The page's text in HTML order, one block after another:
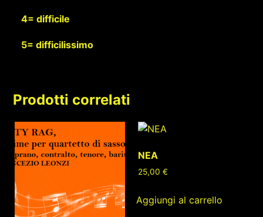
4= difficile
5= difficilissimo
Prodotti correlati
NEA
25,00€
Aggiungi al carrello